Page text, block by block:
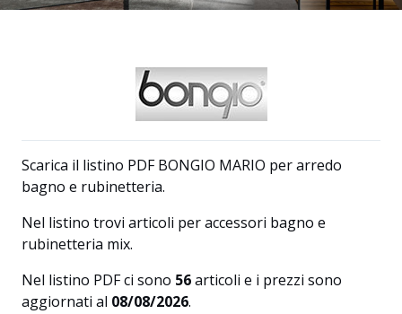
Scarica il listino PDF BONGIO MARIO per arredo
bagno e rubinetteria.
Nel listino trovi articoli per accessori bagno e
rubinetteria mix.
Nel listino PDF ci sono 56articoli e i prezzi sono
aggiornati al 08/08/2026.